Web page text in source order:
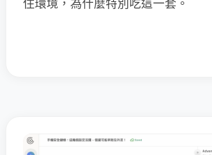
住環境，為什麼特別吃這一套。